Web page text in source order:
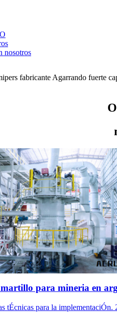
nosotros
fabricante Agarrando fuerte
para mineria en
tÉcnicas para la